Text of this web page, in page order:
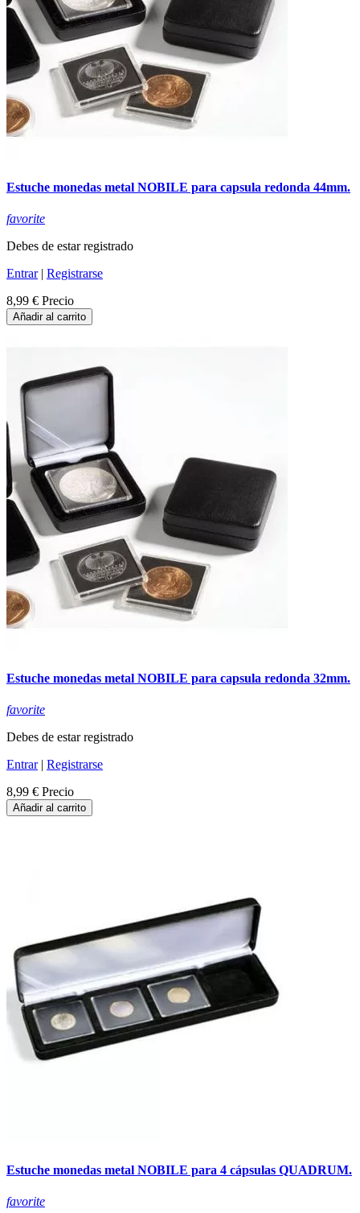
Estuche monedas metal NOBILE para capsula redonda 44mm.
favorite
Debes de estar registrado
Entrar| Registrarse
8,99 € Precio
Añadir al carrito
Estuche monedas metal NOBILE para capsula redonda 32mm.
favorite
Debes de estar registrado
Entrar| Registrarse
8,99 € Precio
Añadir al carrito
Estuche monedas metal NOBILE para 4 cápsulas QUADRUM.
favorite